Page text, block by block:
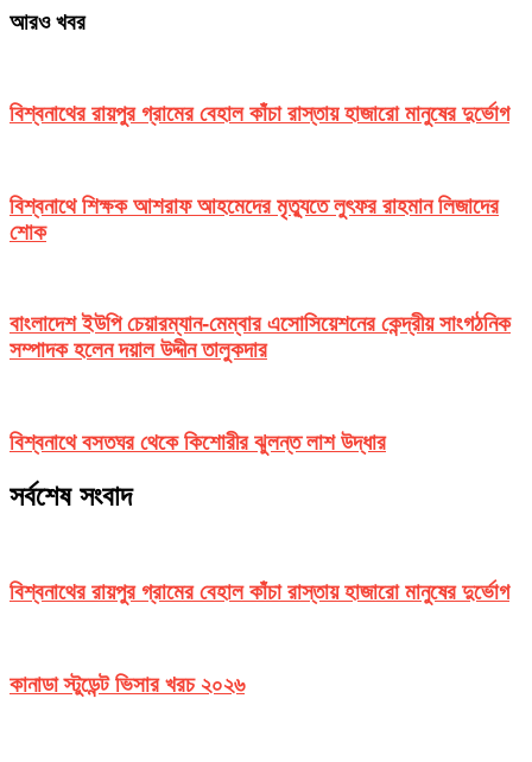
আরও খবর
বিশ্বনাথের রায়পুর গ্রামের বেহাল কাঁচা রাস্তায় হাজারো মানুষের দুর্ভোগ
বিশ্বনাথে শিক্ষক আশরাফ আহমেদের মৃত্যুতে লুৎফর রাহমান লিজাদের
শোক
বাংলাদেশ ইউপি চেয়ারম্যান-মেম্বার এসোসিয়েশনের কেন্দ্রীয় সাংগঠনিক
সম্পাদক হলেন দয়াল উদ্দীন তালুকদার
বিশ্বনাথে বসতঘর থেকে কিশোরীর ঝুলন্ত লাশ উদ্ধার
সর্বশেষ সংবাদ
বিশ্বনাথের রায়পুর গ্রামের বেহাল কাঁচা রাস্তায় হাজারো মানুষের দুর্ভোগ
কানাডা স্টুডেন্ট ভিসার খরচ ২০২৬